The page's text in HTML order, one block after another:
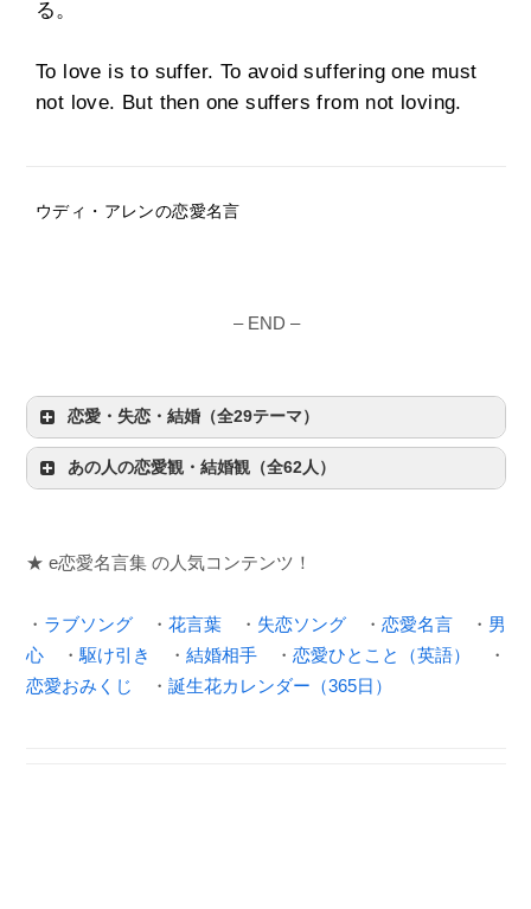
る。
To love is to suffer. To avoid suffering one must
not love. But then one suffers from not loving.
ウディ・アレンの恋愛名言
– END –
恋愛・失恋・結婚（全29テーマ）
あの人の恋愛観・結婚観（全62人）
★ e恋愛名言集 の人気コンテンツ！
・ ラブソング ・ 花言葉 ・ 失恋ソング ・ 恋愛名言 ・ 男
心 ・ 駆け引き ・ 結婚相手 ・ 恋愛ひとこと（英語）
・
恋愛おみくじ
・ 誕生花カレンダー（365日）